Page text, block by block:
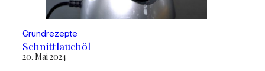
Grundrezepte
Schnittlauchöl
20. Mai 2024